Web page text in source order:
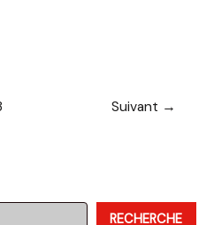
Suivant →
RECHERCHE